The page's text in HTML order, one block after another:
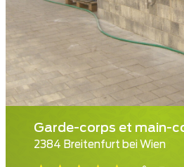
Garde-corps et main-
2384 Breitenfurt bei Wien